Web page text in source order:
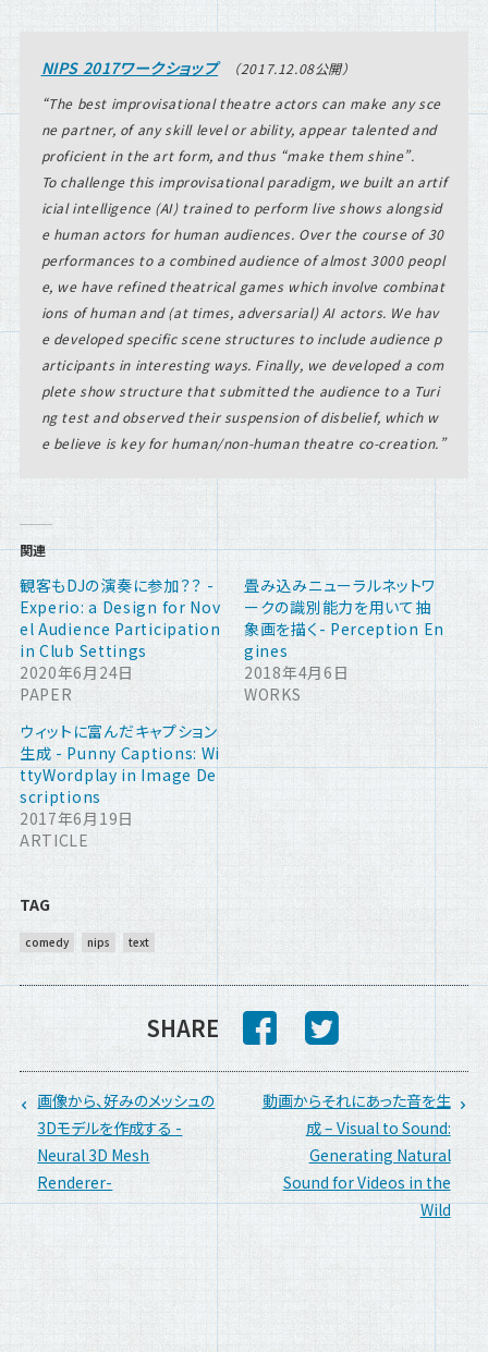
NIPS 2017ワークショップ
（2017.12.08公開）
The best improvisational theatre actors can make any sce
ne partner, of any skill level or ability, appear talented and
proficient in the art form, and thus “make them shine”.
To challenge this improvisational paradigm, we built an artif
icial intelligence (AI) trained to perform live shows alongsid
e human actors for human audiences. Over the course of 30
performances to a combined audience of almost 3000 peopl
e, we have refined theatrical games which involve combinat
ions of human and (at times, adversarial) AI actors. We hav
e developed specific scene structures to include audience p
articipants in interesting ways. Finally, we developed a com
plete show structure that submitted the audience to a Turi
ng test and observed their suspension of disbelief, which w
e believe is key for human/non-human theatre co-creation.
関連
観客もDJの演奏に参加？？ -
Experio: a Design for Nov
el Audience Participation
in Club Settings
2020年6月24日
PAPER
畳み込みニューラルネットワ
ークの識別能力を用いて抽
象画を描く- Perception En
gines
2018年4月6日
WORKS
ウィットに富んだキャプション
生成 - Punny Captions: Wi
ttyWordplay in Image De
scriptions
2017年6月19日
ARTICLE
TAG
comedy nips text
SHARE
画像から、好みのメッシュの
3Dモデルを作成する -
Neural 3D Mesh
Renderer-
動画からそれにあった音を生
成 – Visual to Sound:
Generating Natural
Sound for Videos in the
Wild